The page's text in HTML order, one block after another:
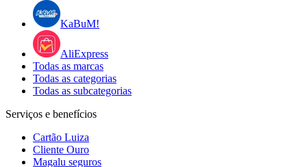
KaBuM!
AliExpress
Todas as marcas
Todas as categorias
Todas as subcategorias
Serviços e benefícios
Cartão Luiza
Cliente Ouro
Magalu seguros